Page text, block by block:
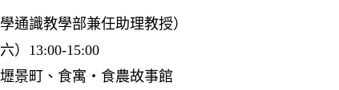
通識教學部兼任助理教授）
）13:00-15:00
景町、食寓・食農故事館